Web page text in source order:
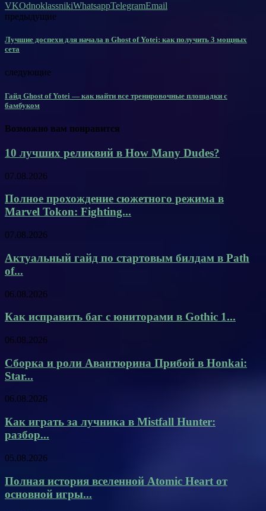
VKOdnoklassnikiWhatsappTelegramEmail
предыдущие
Лучшие доспехи для начала в Ghost of Yotei: как получить 3 мощных
сета
следующие
Гайд Ghost of Yotei — как найти все тренировочные площадки с
бамбуком
Возможно вам понравится
10 лучших реликвий в How Many Dudes?
07.08.2026
Полное прохождение сюжетного режима в
Marvel Tokon: Fighting...
07.08.2026
Актуальный гайд по стартовым билдам в Path
of...
06.08.2026
Как исправить баг с юниторами в Gothic 1...
06.08.2026
Сборка и роли Авантюрина Прибой в Honkai:
Star...
06.08.2026
Как играть за лучника в Mistfall Hunter:
разбор...
05.08.2026
Полная история вселенной Atomic Heart от
основной игры...